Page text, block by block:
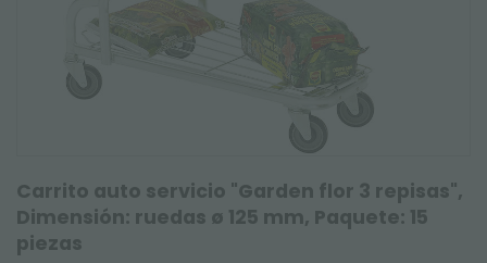
Carrito auto servicio "Garden flor 3 repisas",
Dimensión: ruedas ø 125 mm, Paquete: 15
piezas